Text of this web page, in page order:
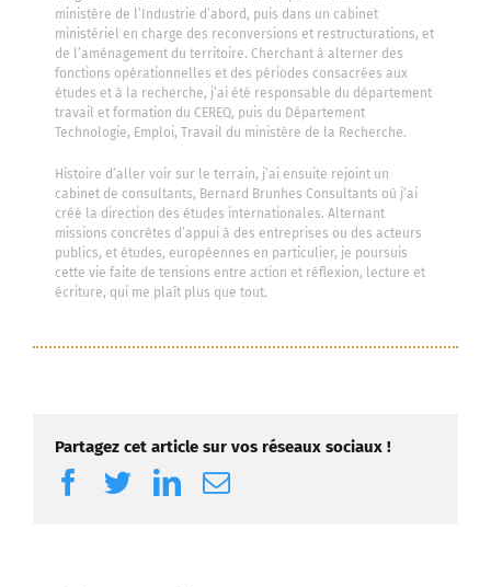
ministère de l’Industrie d’abord, puis dans un cabinet
ministériel en charge des reconversions et restructurations, et
de l’aménagement du territoire. Cherchant à alterner des
fonctions opérationnelles et des périodes consacrées aux
études et à la recherche, j’ai été responsable du département
travail et formation du CEREQ, puis du Département
Technologie, Emploi, Travail du ministère de la Recherche.
Histoire d’aller voir sur le terrain, j’ai ensuite rejoint un
cabinet de consultants, Bernard Brunhes Consultants où j’ai
créé la direction des études internationales. Alternant
missions concrètes d’appui à des entreprises ou des acteurs
publics, et études, européennes en particulier, je poursuis
cette vie faite de tensions entre action et réflexion, lecture et
écriture, qui me plaît plus que tout.
Partagez cet article sur vos réseaux sociaux !
Facebook
TwitterLinkedIn
Email